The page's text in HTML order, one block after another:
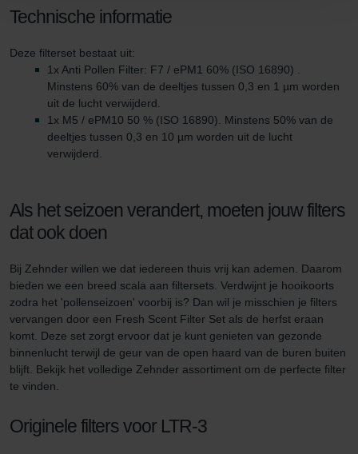
Zehnder Group Nederland bv: Privacyverklaringen
Zehnder Group Schweiz AG: Datenschutz
Zehnder Polska Sp. z o.o.: Oświadczenie o ochronie
danych Zehnder
Zehnder Group UK Limited: Privacy Policy
Technische informatie
Deze filterset bestaat uit:
1x Anti Pollen Filter: F7 / ePM1 60% (ISO 16890) .
Minstens 60% van de deeltjes tussen 0,3 en 1 µm worden
uit de lucht verwijderd.
1x M5 / ePM10 50 % (ISO 16890). Minstens 50% van de
deeltjes tussen 0,3 en 10 µm worden uit de lucht
verwijderd.
Als het seizoen verandert, moeten jouw filters
dat ook doen
Bij Zehnder willen we dat iedereen thuis vrij kan ademen. Daarom
bieden we een breed scala aan filtersets. Verdwijnt je hooikoorts
zodra het 'pollenseizoen' voorbij is? Dan wil je misschien je filters
vervangen door een Fresh Scent Filter Set als de herfst eraan
komt. Deze set zorgt ervoor dat je kunt genieten van gezonde
binnenlucht terwijl de geur van de open haard van de buren buiten
blijft. Bekijk het volledige Zehnder assortiment om de perfecte filter
te vinden.
Originele filters voor LTR-3